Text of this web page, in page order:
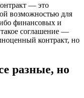
— это
возможностью для
финансовых и
соглашение —
контракт, но
разные, но